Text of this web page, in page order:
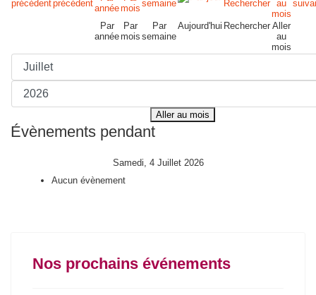
Par
année
Par
mois
Par
semaine
Aujourd'hui Rechercher Aller
au
mois
Aller au mois
Évènements pendant
Samedi, 4 Juillet 2026
Aucun évènement
Nos prochains événements